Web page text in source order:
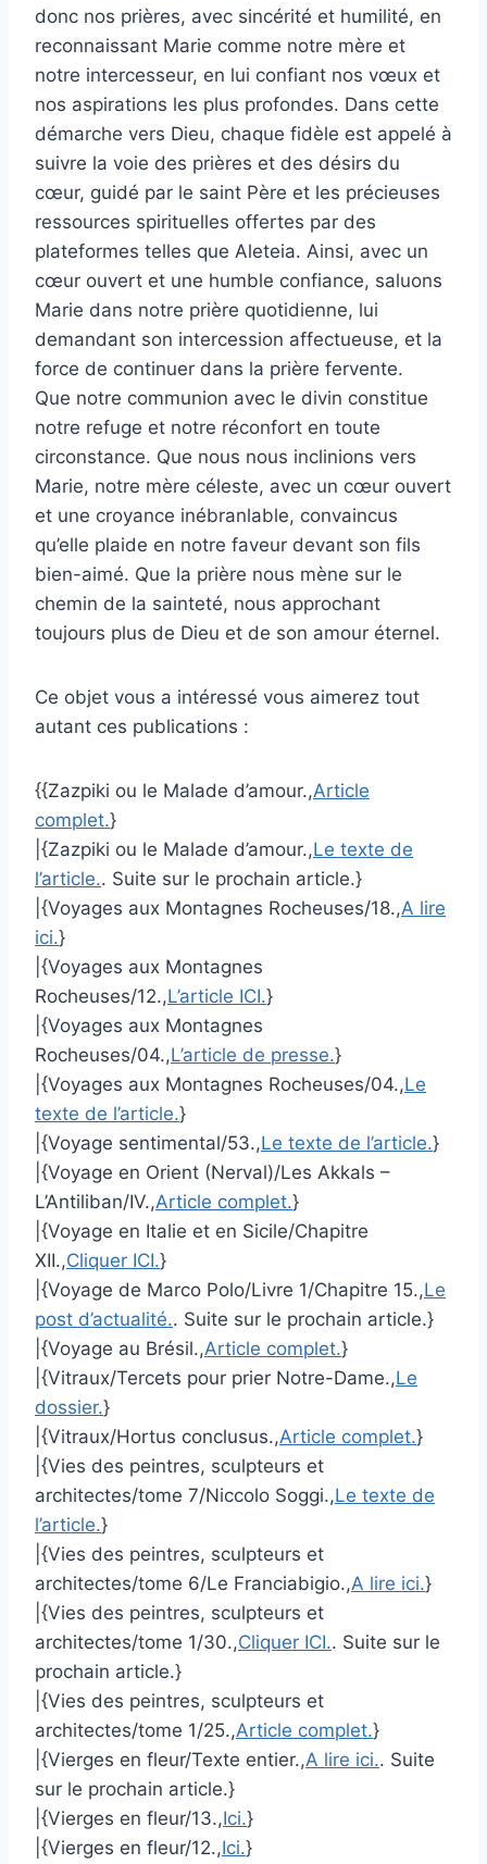
donc nos prières, avec sincérité et humilité, en
reconnaissant Marie comme notre mère et
notre intercesseur, en lui confiant nos vœux et
nos aspirations les plus profondes. Dans cette
démarche vers Dieu, chaque fidèle est appelé à
suivre la voie des prières et des désirs du
cœur, guidé par le saint Père et les précieuses
ressources spirituelles offertes par des
plateformes telles que Aleteia. Ainsi, avec un
cœur ouvert et une humble confiance, saluons
Marie dans notre prière quotidienne, lui
demandant son intercession affectueuse, et la
force de continuer dans la prière fervente.
Que notre communion avec le divin constitue
notre refuge et notre réconfort en toute
circonstance. Que nous nous inclinions vers
Marie, notre mère céleste, avec un cœur ouvert
et une croyance inébranlable, convaincus
qu’elle plaide en notre faveur devant son fils
bien-aimé. Que la prière nous mène sur le
chemin de la sainteté, nous approchant
toujours plus de Dieu et de son amour éternel.
Ce objet vous a intéressé vous aimerez tout
autant ces publications :
{{Zazpiki ou le Malade d’amour.,Article
complet.}
|{Zazpiki ou le Malade d’amour.,Le texte de
l’article.. Suite sur le prochain article.}
|{Voyages aux Montagnes Rocheuses/18.,A lire
ici.}
|{Voyages aux Montagnes
Rocheuses/12.,L’article ICI.}
|{Voyages aux Montagnes
Rocheuses/04.,L’article de presse.}
|{Voyages aux Montagnes Rocheuses/04.,Le
texte de l’article.}
|{Voyage sentimental/53.,Le texte de l’article.}
|{Voyage en Orient (Nerval)/Les Akkals –
L’Antiliban/IV.,Article complet.}
|{Voyage en Italie et en Sicile/Chapitre
XII.,Cliquer ICI.}
|{Voyage de Marco Polo/Livre 1/Chapitre 15.,Le
post d’actualité.. Suite sur le prochain article.}
|{Voyage au Brésil.,Article complet.}
|{Vitraux/Tercets pour prier Notre-Dame.,Le
dossier.}
|{Vitraux/Hortus conclusus.,Article complet.}
|{Vies des peintres, sculpteurs et
architectes/tome 7/Niccolo Soggi.,Le texte de
l’article.}
|{Vies des peintres, sculpteurs et
architectes/tome 6/Le Franciabigio.,A lire ici.}
|{Vies des peintres, sculpteurs et
architectes/tome 1/30.,Cliquer ICI.. Suite sur le
prochain article.}
|{Vies des peintres, sculpteurs et
architectes/tome 1/25.,Article complet.}
|{Vierges en fleur/Texte entier.,A lire ici.. Suite
sur le prochain article.}
|{Vierges en fleur/13.,Ici.}
|{Vierges en fleur/12.,Ici.}